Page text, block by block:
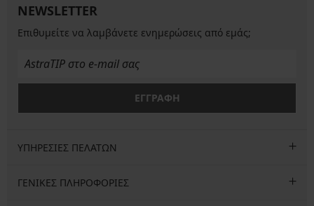
NEWSLETTER
Επιθυμείτε να λαμβάνετε ενημερώσεις από εμάς;
ΕΓΓΡΑΦΗ
ΥΠΗΡΕΣΙΕΣ ΠΕΛΑΤΩΝ
ΓΕΝΙΚΕΣ ΠΛΗΡΟΦΟΡΙΕΣ